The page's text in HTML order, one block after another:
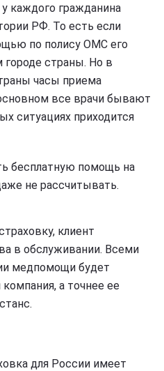
каждого гражданина
РФ. То есть если
по полису ОМС его
страны. Но в
часы приема
все врачи бывают
ситуациях приходится
бесплатную помощь на
не рассчитывать.
клиент
в обслуживании. Всеми
медпомощи будет
а точнее ее
для России имеет